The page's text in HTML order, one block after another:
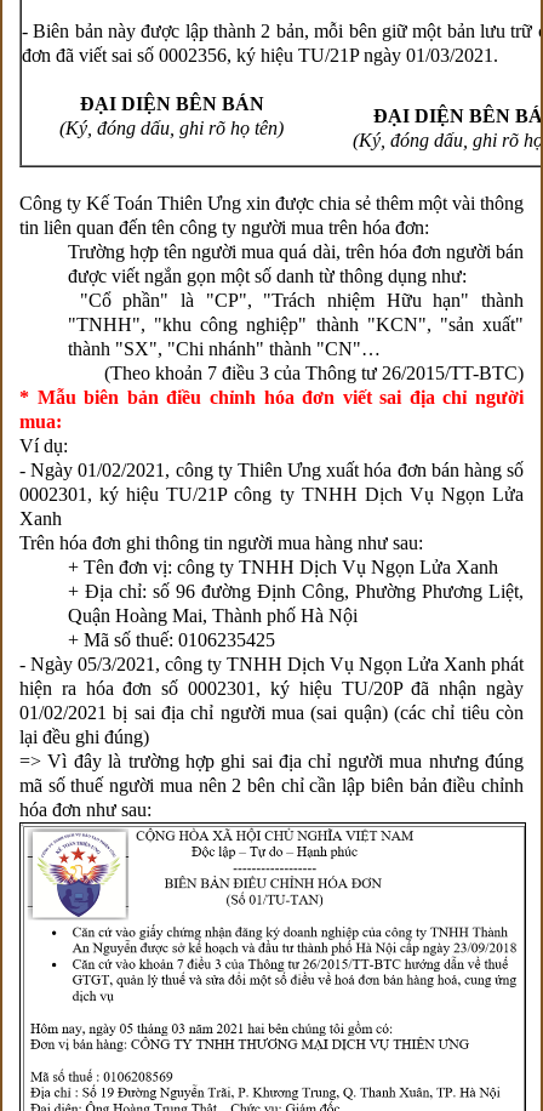
- Biên bản này được lập thành 2 bản, mỗi bên giữ một bản lưu trữ
đơn đã viết sai số 0002356, ký hiệu TU/21P ngày 01/03/2021.
ĐẠI DIỆN BÊN BÁN
(Ký, đóng dấu, ghi rõ họ tên)
ĐẠI DIỆN BÊN
(Ký, đóng dấu, ghi rõ
Công ty Kế Toán Thiên Ưng xin được chia sẻ thêm một vài thông
tin liên quan đến tên công ty người mua trên hóa đơn:
Trường hợp tên người mua quá dài, trên hóa đơn người bán
được viết ngắn gọn một số danh từ thông dụng như:
"Cổ phần" là "CP", "Trách nhiệm Hữu hạn" thành
"TNHH", "khu công nghiệp" thành "KCN", "sản xuất"
thành "SX", "Chi nhánh" thành "CN"…
(Theo khoản 7 điều 3 của Thông tư 26/2015/TT-BTC)
* Mẫu biên bản điều chỉnh hóa đơn viết sai địa chỉ người
mua:
Ví dụ:
- Ngày 01/02/2021, công ty Thiên Ưng xuất hóa đơn bán hàng số
0002301, ký hiệu TU/21P công ty TNHH Dịch Vụ Ngọn Lửa
Xanh
Trên hóa đơn ghi thông tin người mua hàng như sau:
+ Tên đơn vị: công ty TNHH Dịch Vụ Ngọn Lửa Xanh
+ Địa chỉ: số 96 đường Định Công, Phường Phương Liệt,
Quận Hoàng Mai, Thành phố Hà Nội
+ Mã số thuế: 0106235425
- Ngày 05/3/2021, công ty TNHH Dịch Vụ Ngọn Lửa Xanh phát
hiện ra hóa đơn số 0002301, ký hiệu TU/20P đã nhận ngày
01/02/2021 bị sai địa chỉ người mua (sai quận) (các chỉ tiêu còn
lại đều ghi đúng)
=> Vì đây là trường hợp ghi sai địa chỉ người mua nhưng đúng
mã số thuế người mua nên 2 bên chỉ cần lập biên bản điều chỉnh
hóa đơn như sau: